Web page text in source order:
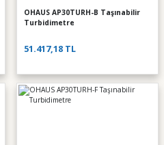
OHAUS AP30TURH-B Taşınabilir
Turbidimetre
51.417,18 TL